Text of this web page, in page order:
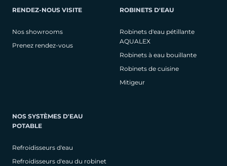
RENDEZ-NOUS VISITE
Nos showrooms
Prenez rendez-vous
ROBINETS D'EAU
Robinets d'eau pétillante
AQUALEX
Robinets à eau bouillante
Robinets de cuisine
Mitigeur
NOS SYSTÈMES D'EAU
POTABLE
Refroidisseurs d'eau
Refroidisseurs d'eau du robinet